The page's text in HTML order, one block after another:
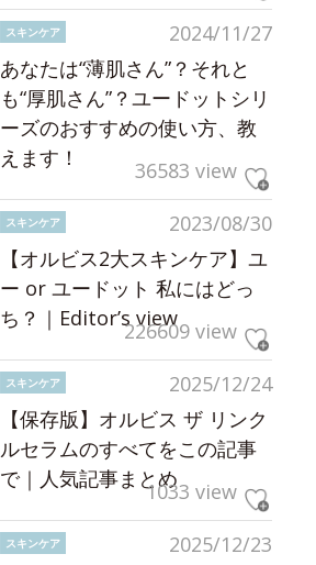
2024/11/27
スキンケア
あなたは“薄肌さん”？それと
も“厚肌さん”？ユードットシリ
ーズのおすすめの使い方、教
えます！
36583 view
2023/08/30
スキンケア
【オルビス2大スキンケア】ユ
ー or ユードット 私にはどっ
ち？｜Editor’s view226609 view
2025/12/24
スキンケア
【保存版】オルビス ザ リンク
ルセラムのすべてをこの記事
で｜人気記事まとめ1033 view
2025/12/23
スキンケア